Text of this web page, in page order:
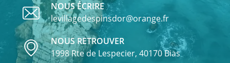
NOUS ÉCRIRE
levillagedespinsdor@orange.fr
NOUS RETROUVER
1998 Rte de Lespecier, 40170 Bias